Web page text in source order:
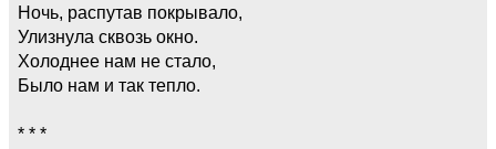
Ночь, распутав покрывало,
Улизнула сквозь окно.
Холоднее нам не стало,
Было нам и так тепло.
* * *